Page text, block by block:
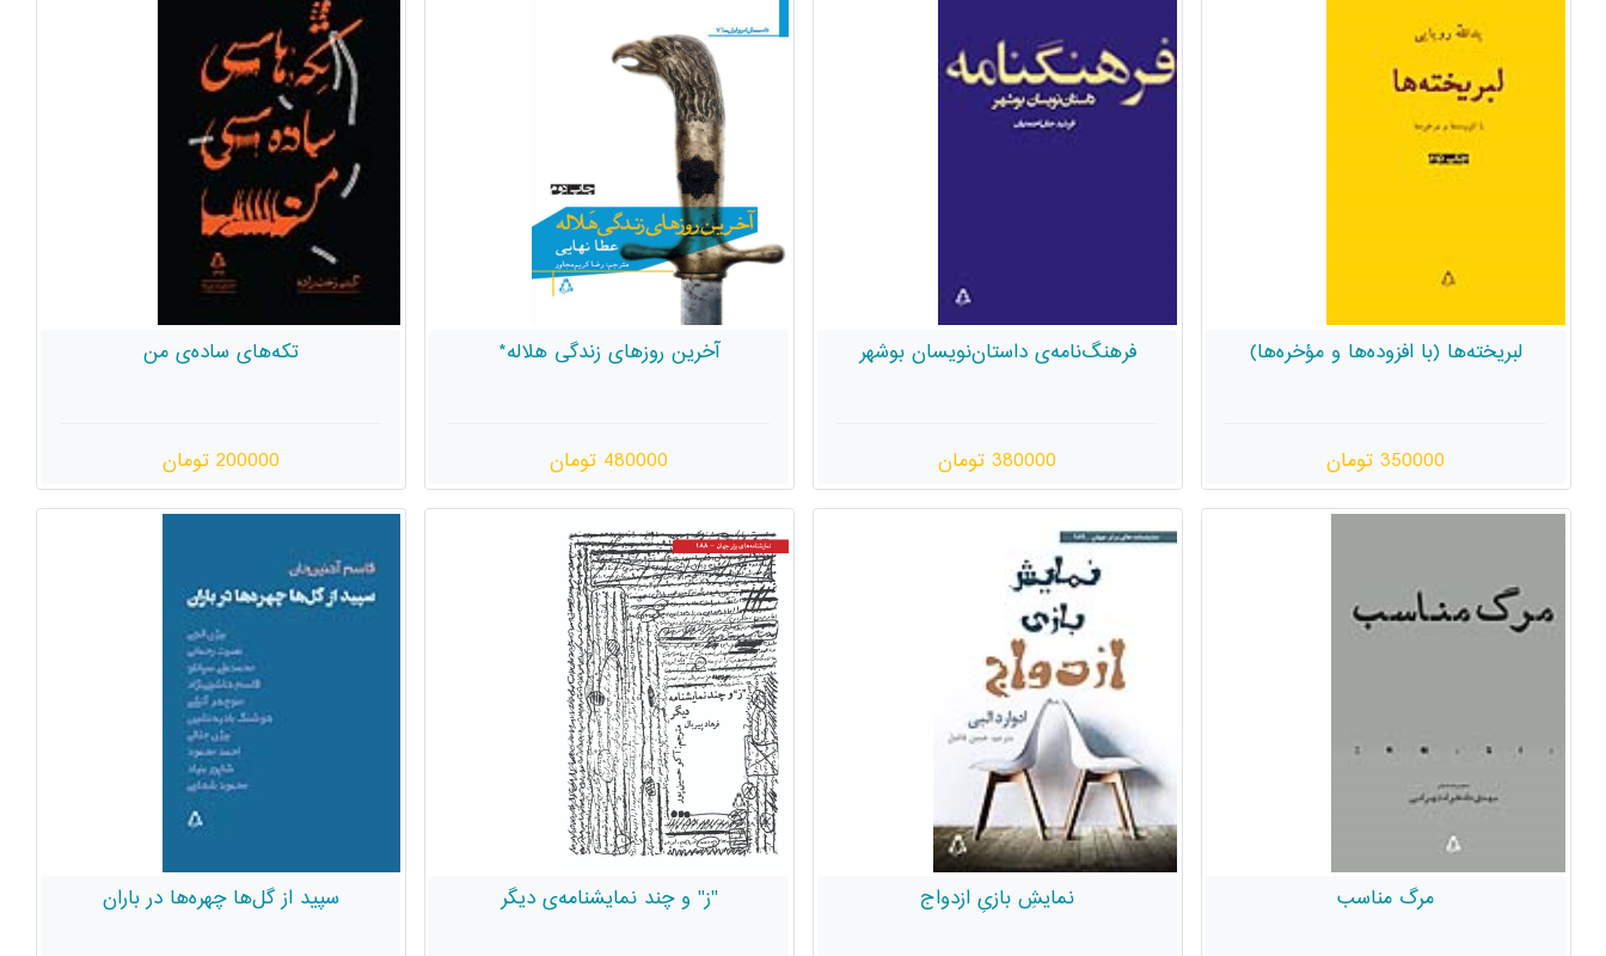
لبریخته‌ها (با افزوده‌ها و مؤخره‌ها)
350000 تومان
فرهنگ‌نامه‌ی داستان‌نویسان بوشهر
380000 تومان
آخرین روزهای زندگی هلاله*
480000 تومان
تکه‌های ساده‌ی من
200000 تومان
مرگ مناسب نمایشِ بازیِ ازدواج "ز" و چند نمایشنامه‌ی دیگر سپید از گل‌ها چهره‌ها در باران